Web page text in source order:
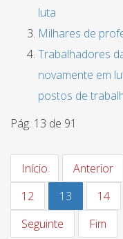
luta
Milhares de
Trabalhadores
novamente em
postos de
Pág. 13 de 91
Início Anterior
12
13 14
Seguinte
Fim